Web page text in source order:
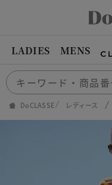
LADIES MENS
DoCLASSE レディース